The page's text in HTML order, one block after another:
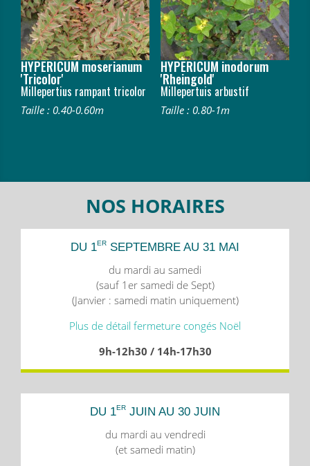
HYPERICUM moserianum
'Tricolor'
Millepertius rampant tricolor
Taille : 0.40-0.60m
HYPERICUM inodorum
'Rheingold'
Millepertuis arbustif
Taille : 0.80-1m
NOS HORAIRES
DU 1ER SEPTEMBRE AU 31 MAI
du mardi au samedi
(sauf 1er samedi de Sept)
(Janvier : samedi matin uniquement)
Plus de détail fermeture congés Noël
9h-12h30 / 14h-17h30
DU 1ER JUIN AU 30 JUIN
du mardi au vendredi
(et samedi matin)